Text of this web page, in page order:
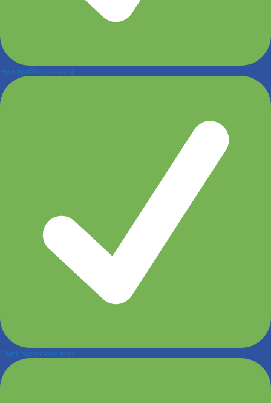
Hướng dẫn mua hàng
Chính sách thanh toán